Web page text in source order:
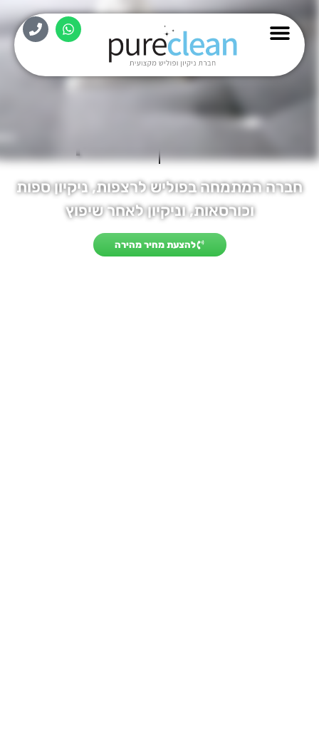
fresh
המתמחה בפוליש לרצפות, ניקיון ספות
וכורסאות, וניקיון לאחר שיפוץ
להצעת מחיר מהירה